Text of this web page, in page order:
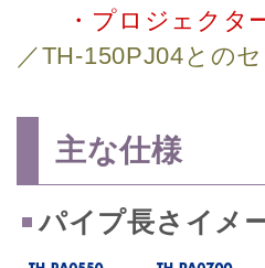
・プロジェクタ
／TH-150PJ04とのセ
主な仕様
パイプ長さイメ